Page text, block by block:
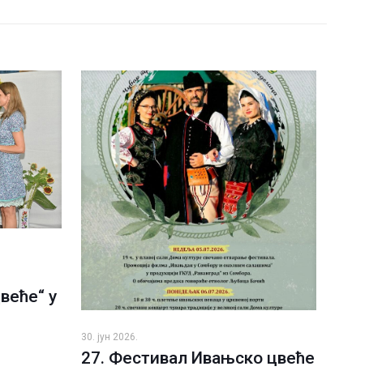
у
30. јун 2026.
27. Фестивал Ивањско цвеће